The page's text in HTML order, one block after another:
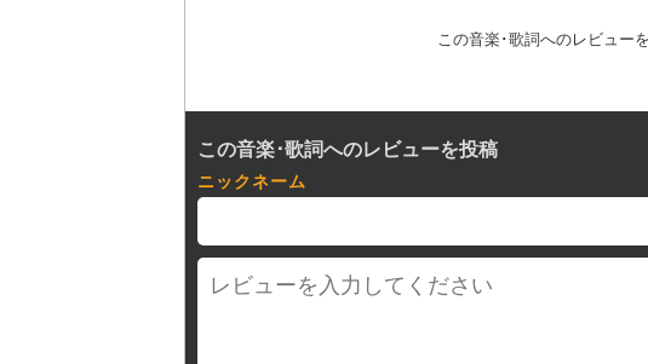
この音楽･歌詞へのレビュー
この音楽･歌詞へのレビューを投稿
ニックネーム